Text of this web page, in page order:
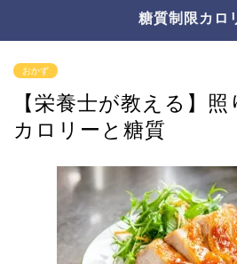
糖質制限カロ
おかず
【栄養士が教える】
カロリーと糖質